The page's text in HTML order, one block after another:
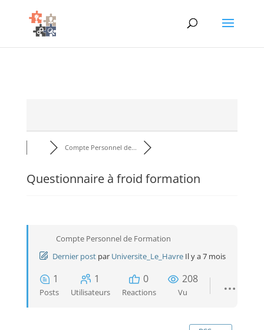
Compte Personnel de...
Questionnaire à froid formation
Compte Personnel de Formation
Dernier post par Universite_Le_Havre Il y a 7 mois
1
Posts
1
Utilisateurs
0
Reactions
208
Vu